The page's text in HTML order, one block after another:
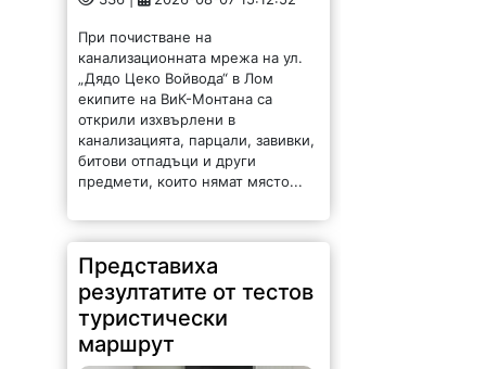
канализационната мрежа на ул.
„Дядо Цеко Войвода“ в Лом
екипите на ВиК-Монтана са
открили изхвърлени в
канализацията, парцали, завивки,
битови отпадъци и други
предмети, които нямат място...
Представиха
резултатите от тестов
туристически
маршрут